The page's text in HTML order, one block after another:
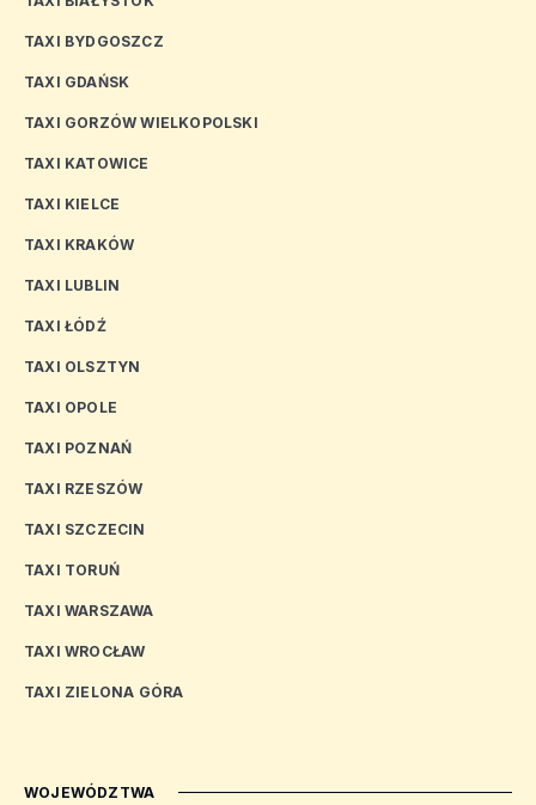
TAXI BYDGOSZCZ
TAXI GDAŃSK
TAXI GORZÓW WIELKOPOLSKI
TAXI KATOWICE
TAXI KIELCE
TAXI KRAKÓW
TAXI LUBLIN
TAXI ŁÓDŹ
TAXI OLSZTYN
TAXI OPOLE
TAXI POZNAŃ
TAXI RZESZÓW
TAXI SZCZECIN
TAXI TORUŃ
TAXI WARSZAWA
TAXI WROCŁAW
TAXI ZIELONA GÓRA
WOJEWÓDZTWA